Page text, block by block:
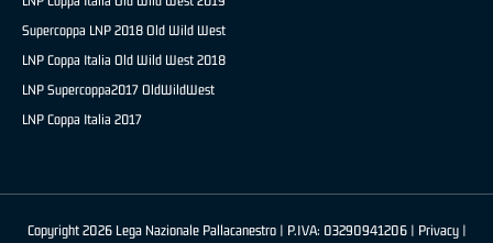
Supercoppa LNP 2018 Old Wild West
LNP Coppa Italia Old Wild West 2018
LNP Supercoppa2017 OldWildWest
LNP Coppa Italia 2017
Copyright 2026 Lega Nazionale Pallacanestro | P.IVA: 03290941206 | Privacy|